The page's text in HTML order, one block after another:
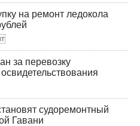
на ремонт ледокола
за перевозку
судоремонтный
Гавани